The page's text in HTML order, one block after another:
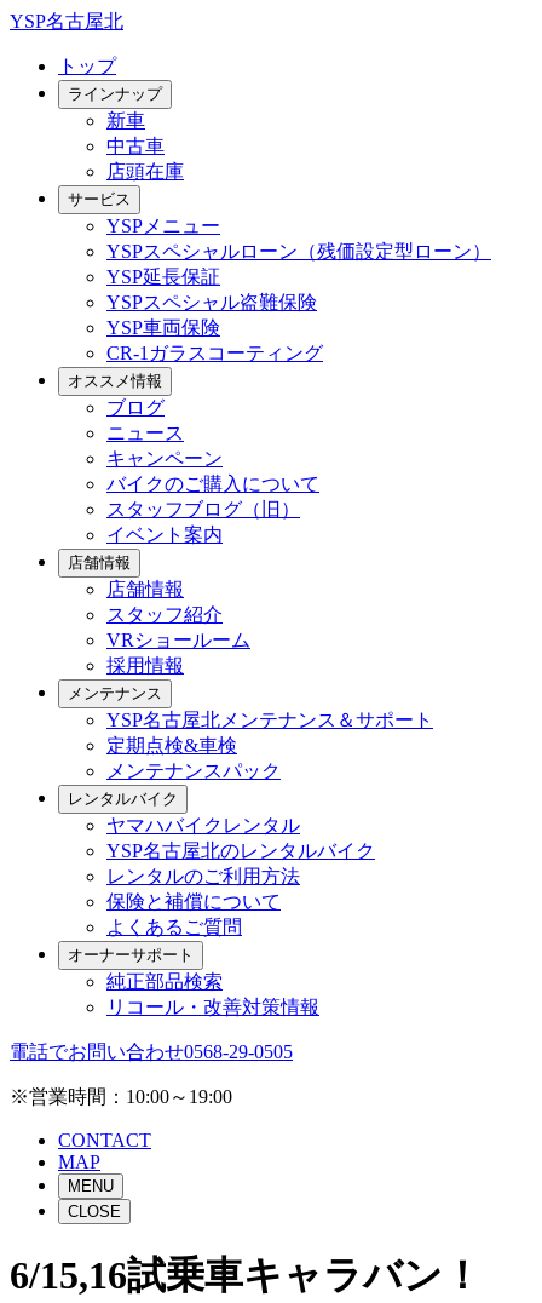
YSP名古屋北
トップ
ラインナップ
新車
中古車
店頭在庫
サービス
YSPメニュー
YSPスペシャルローン（残価設定型ローン）
YSP延長保証
YSPスペシャル盗難保険
YSP車両保険
CR-1ガラスコーティング
オススメ情報
ブログ
ニュース
キャンペーン
バイクのご購入について
スタッフブログ（旧）
イベント案内
店舗情報
店舗情報
スタッフ紹介
VRショールーム
採用情報
メンテナンス
YSP名古屋北メンテナンス＆サポート
定期点検&車検
メンテナンスパック
レンタルバイク
ヤマハバイクレンタル
YSP名古屋北のレンタルバイク
レンタルのご利用方法
保険と補償について
よくあるご質問
オーナーサポート
純正部品検索
リコール・改善対策情報
電話でお問い合わせ0568-29-0505
※営業時間：10:00～19:00
CONTACT
MAP
MENU
CLOSE
6/15,16試乗車キャラバン！